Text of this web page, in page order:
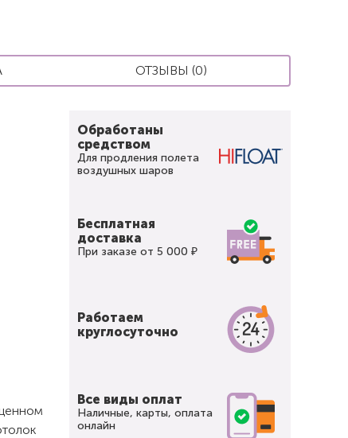
ОТЗЫВЫ (0)
Обработаны
средством
Для продления полета
воздушных шаров
Бесплатная
доставка
При заказе от 5 000 ₽
Работаем
круглосуточно
Все виды оплат
Наличные, карты, оплата
онлайн